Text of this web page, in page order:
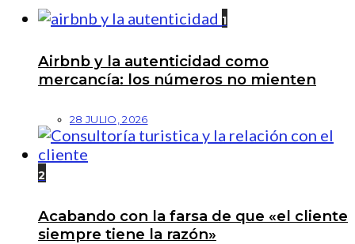
1
Airbnb y la autenticidad como
mercancía: los números no mienten
28 JULIO, 2026
2
Acabando con la farsa de que «el cliente
siempre tiene la razón»